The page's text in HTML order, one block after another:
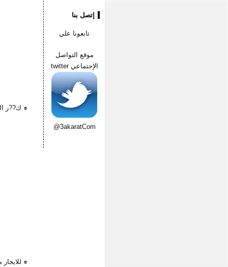
ك??ر
إتصل بنا
تابعونا علي
موقع التواصل
الإجتماعي twitter
@3akaratCom